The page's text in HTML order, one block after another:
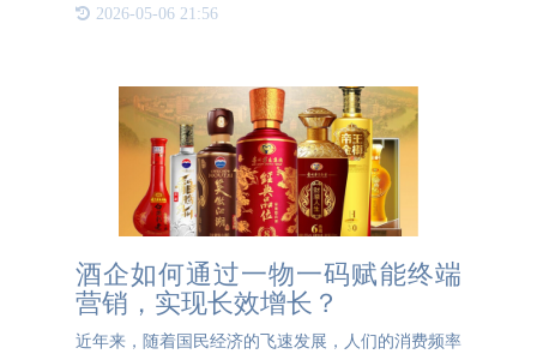
品安全问题频频发生，不仅影响了消费者的生命健
2026-05-06 21:56
酒企如何通过一物一码赋能终端
营销，实现长效增长？
近年来，随着国民经济的飞速发展，人们的消费频率